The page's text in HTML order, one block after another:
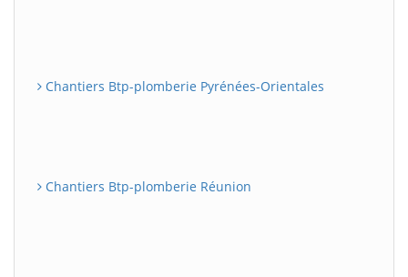
Chantiers Btp-plomberie Pyrénées-Orientales
Chantiers Btp-plomberie Réunion